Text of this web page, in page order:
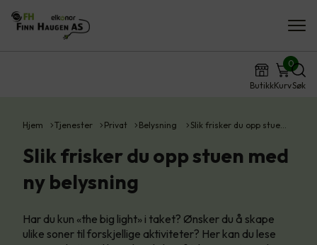
ButikkKurv
0
Søk
Hjem Tjenester Privat Belysning Slik frisker du opp stue…
Slik frisker du opp stuen med
ny belysning
Har du kun «the big light» i taket? Ønsker du å skape
ulike soner til forskjellige aktiviteter? Her kan du lese